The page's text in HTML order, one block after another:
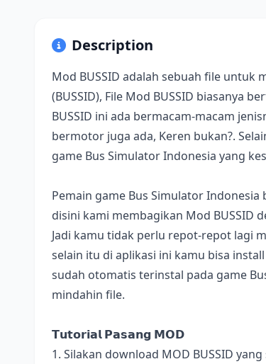
Description
Mod BUSSID adalah sebuah file untuk
(BUSSID), File Mod BUSSID biasanya
BUSSID ini ada bermacam-macam
bermotor juga ada, Keren bukan?.
game Bus Simulator Indonesia yang
Pemain game Bus Simulator
disini kami membagikan Mod BUSSID
Jadi kamu tidak perlu repot-repot lagi
selain itu di aplikasi ini kamu bisa
sudah otomatis terinstal pada game
mindahin file.
𝗧𝘂𝘁𝗼𝗿𝗶𝗮𝗹 𝗣𝗮𝘀𝗮𝗻𝗴 𝗠𝗢𝗗
1. Silakan download MOD BUSSID